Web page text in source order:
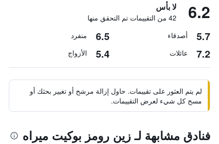
6.2 لا بأس
42 من التقييمات تم التحقق منها
5.7 أصدقاء 6.5 منفرد
7.2 عائلات 5.4 الأزواج
لم يتم العثور على تقييمات. حاول إزالة مرشح أو تغيير بحثك أو
مسح كل شيء لعرض التقييمات.
فنادق مشابهة لـ زين رومز بوكيت ميراه